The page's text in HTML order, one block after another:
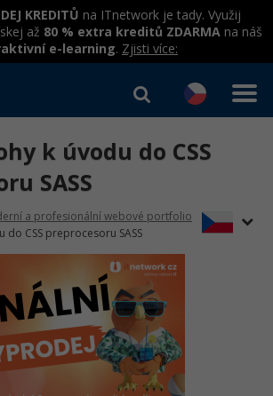
KREDITŮ na ITnetwork je tady. Využij
až 80 % extra kreditů ZDARMAna náš
e-learning. Zjisti více:
a kurzy
práce
zdarma
v praxi
analýza v praxi
programování
programování - OOP
dle technologií
profesí
programátor
WWW aplikací
programátor
end developer
-80%
commerce
softwaru
analýza
-80%
k úvodu do CSS
SASS
a profesionální webové portfolio
do CSS preprocesoru SASS